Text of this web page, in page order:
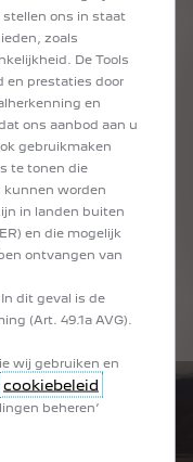
van content
eigen audio-
LOOKS
ons in staat
zoals
De Tools
en prestaties door
en
ons aanbod aan u
gebruikmaken
te tonen die
kunnen worden
in landen buiten
en die mogelijk
ontvangen van
dit geval is de
(Art. 49.1a AVG).
wij gebruiken en
cookiebeleid
beheren’